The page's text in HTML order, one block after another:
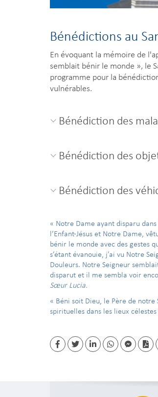
Bénédictions au
En évoquant la mémoire de
semblait bénir le monde », le
programme pour la
vulnérables.
Bénédiction des
Bénédiction des
Bénédiction des
« Notre Dame ayant disparu
l’Enfant-Jésus et Notre Dame,
bénir le monde avec des gestes
s’étant évanouie, j’ai vu Notre
Douleurs. Notre Seigneur
disparut et il me sembla voir
Sœur Lucia.
« Béni soit Dieu, le Père de notre
spirituelles dans les lieux
FacebookTwitterLinkedinwhatsappfacebook
PDF